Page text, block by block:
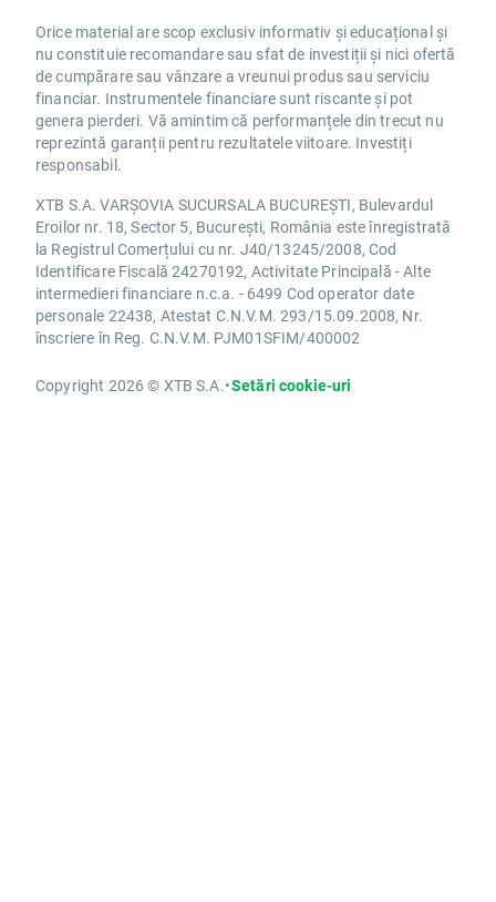
Orice material are scop exclusiv informativ și educațional și
nu constituie recomandare sau sfat de investiții și nici ofertă
de cumpărare sau vânzare a vreunui produs sau serviciu
financiar. Instrumentele financiare sunt riscante și pot
genera pierderi. Vă amintim că performanțele din trecut nu
reprezintă garanții pentru rezultatele viitoare. Investiți
responsabil.
XTB S.A. VARȘOVIA SUCURSALA BUCUREȘTI, Bulevardul
Eroilor nr. 18, Sector 5, București, România este înregistrată
la Registrul Comerțului cu nr. J40/13245/2008, Cod
Identificare Fiscală 24270192, Activitate Principală - Alte
intermedieri financiare n.c.a. - 6499 Cod operator date
personale 22438, Atestat C.N.V.M. 293/15.09.2008, Nr.
înscriere în Reg. C.N.V.M. PJM01SFIM/400002
Copyright 2026 © XTB S.A.•Setări cookie-uri